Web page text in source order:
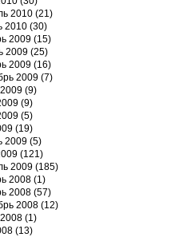
2010(21)
2010(30)
2009(15)
2009(25)
2009(16)
2009(7)
2009(9)
(9)
(5)
(19)
2009(5)
(121)
2009(185)
2008(1)
2008(57)
2008(12)
2008(1)
(13)